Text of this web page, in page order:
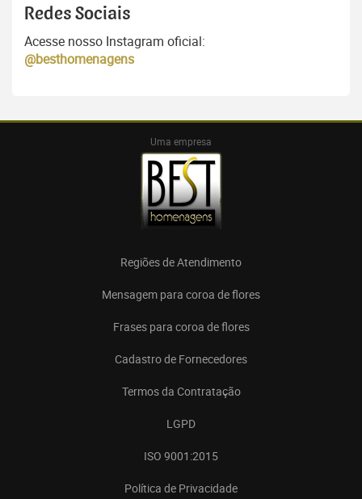
Redes Sociais
Acesse nosso Instagram oficial:
@besthomenagens
Uma empresa
Regiões de Atendimento
Mensagem para coroa de flores
Frases para coroa de flores
Cadastro de Fornecedores
Termos da Contratação
LGPD
ISO 9001:2015
Política de Privacidade